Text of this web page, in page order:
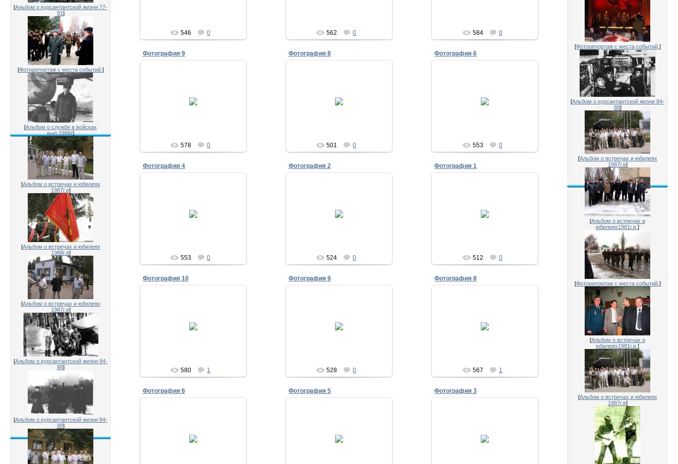
[Альбом о курсантантской жизни 77-
81]
[Фоторепортаж с места событий. ]
[Альбом о службе в войсках
вып.1988г]
[Альбом о встречах и юбилеях
1987г.в]
[Альбом о встречах и юбилеях
1988г.в]
[Альбом о встречах и юбилеях
1987г.в]
[Альбом о курсантантской жизни 84-
88]
[Альбом о курсантантской жизни 84-
88]
546 0 562 0 584 0
Фотография 9
30 лет выпуска 1981
Лукшин,Шалдуга,Жила
578 0
Фотография 8
30 лет выпуска 1981
Лукшин,Шалдуга ,Исаенко
501 0
Фотография 6
30 лет выпуска 1981
(ДД) Дубовик,Дёмин
553 0
Фотография 4
30 лет выпуска 1981
Исаенко,Дёмин
553 0
Фотография 2
Комбат Дружинин и взводный
524 0
Фотография 1
Генерал В.Лысенко- один из
лучших воспитанников
512 0
Фотография 10
30 лет выпуска 1981
580 1
Фотография 9
30 лет выпуска 1981
528 0
Фотография 8
30 лет выпуска 1981
567 1
Фотография 6
30 лет выпуска 1981
Караван,Лысенко,Гетьман,Китов,Гриненко
Фотография 5
30 лет выпуска 1981
Караван,Лысенко,Исаенко,Гетьман,Китов,Пасмурцев
Фотография 3
30 лет выпуска 1981
Лысенко и Китов
[Фоторепортаж с места событий. ]
[Альбом о курсантантской жизни 84-
88]
[Альбом о встречах и юбилеях
1987г.в]
[Альбом о встречах и
юбилеях1981г.в. ]
[Фоторепортаж с места событий. ]
[Альбом о встречах и
юбилеях1981г.в. ]
[Альбом о встречах и юбилеях
1987г.в]